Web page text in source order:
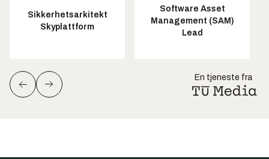
Sikkerhetsarkitekt
Skyplattform
Software Asset
Management (SAM)
Lead
En tjeneste fra